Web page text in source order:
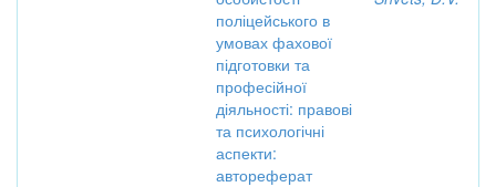
поліцейського в
умовах фахової
підготовки та
професійної
діяльності: правові
та психологічні
аспекти:
автореферат